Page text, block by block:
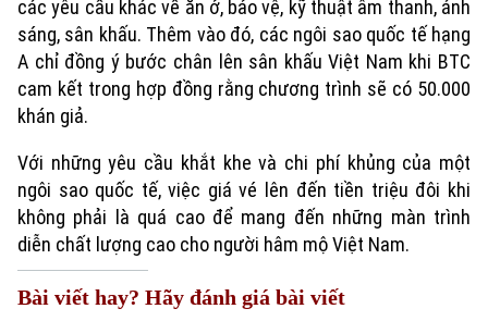
các yêu cầu khác về ăn ở, bảo vệ, kỹ thuật âm thanh, ánh
sáng, sân khấu. Thêm vào đó, các ngôi sao quốc tế hạng
A chỉ đồng ý bước chân lên sân khấu Việt Nam khi BTC
cam kết trong hợp đồng rằng chương trình sẽ có 50.000
khán giả.
Với những yêu cầu khắt khe và chi phí khủng của một
ngôi sao quốc tế, việc giá vé lên đến tiền triệu đôi khi
không phải là quá cao để mang đến những màn trình
diễn chất lượng cao cho người hâm mộ Việt Nam.
Bài viết hay? Hãy đánh giá bài viết